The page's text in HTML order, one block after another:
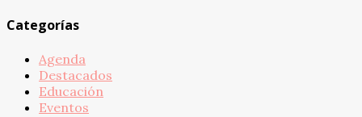
Categorías
Agenda
Destacados
Educación
Eventos